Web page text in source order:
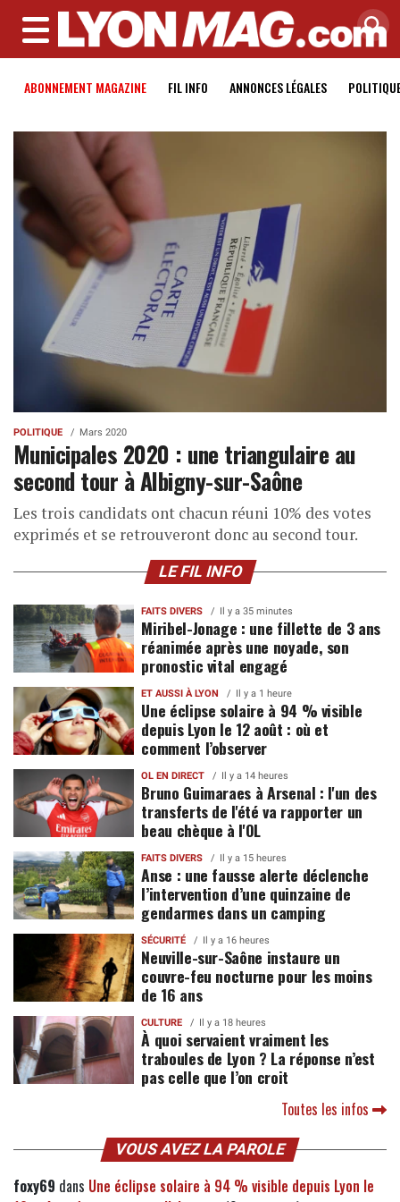
MENU
ABONNEMENT MAGAZINE FIL INFO ANNONCES LÉGALES
POLITIQUE Mars 2020
Municipales 2020 : une triangulaire au
second tour à Albigny-sur-Saône
Les trois candidats ont chacun réuni 10% des votes
exprimés et se retrouveront donc au second tour.
LE FIL INFO
FAITS DIVERS Il y a 35 minutes
Miribel-Jonage : une fillette de 3 ans
réanimée après une noyade, son
pronostic vital engagé
ET AUSSI À LYON Il y a 1 heure
Une éclipse solaire à 94 % visible
depuis Lyon le 12 août : où et
comment l’observer
OL EN DIRECT Il y a 14 heures
Bruno Guimaraes à Arsenal : l'un des
transferts de l'été va rapporter un
beau chèque à l'OL
FAITS DIVERS Il y a 15 heures
Anse : une fausse alerte déclenche
l’intervention d’une quinzaine de
gendarmes dans un camping
SÉCURITÉ Il y a 16 heures
Neuville-sur-Saône instaure un
couvre-feu nocturne pour les moins
de 16 ans
CULTURE Il y a 18 heures
À quoi servaient vraiment les
traboules de Lyon ? La réponse n’est
pas celle que l’on croit
Toutes les infos
VOUS AVEZ LA PAROLE
foxy69 dans Une éclipse solaire à 94 % visible depuis Lyon le